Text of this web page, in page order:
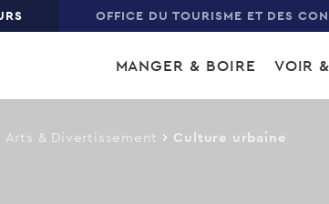
OFFICE DU TOURISME ET DES
Main
navigation
MANGER & BOIRE VOIR
Arts & Divertissement Culture urbaine